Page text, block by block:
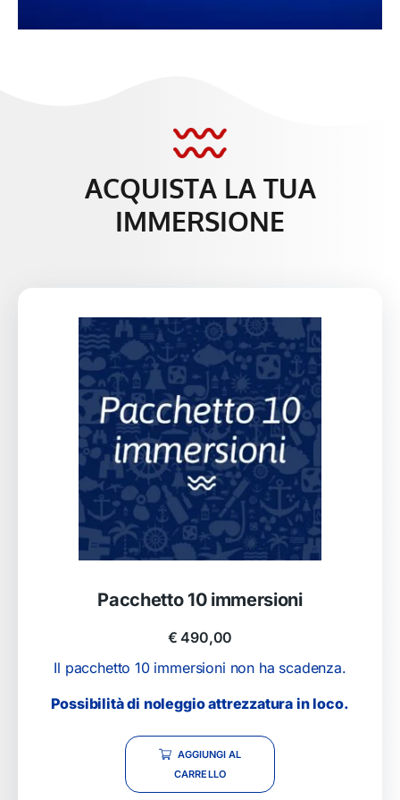
ACQUISTA LA TUA
IMMERSIONE
Pacchetto 10 immersioni
€ 490,00
Il pacchetto 10 immersioni non ha scadenza.
Possibilità di noleggio attrezzatura in loco.
AGGIUNGI AL
CARRELLO